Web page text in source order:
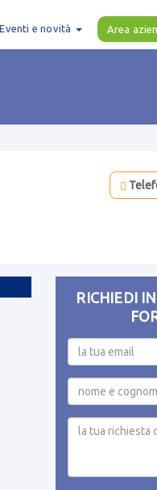
Eventi e novità Area
RICHIEDI